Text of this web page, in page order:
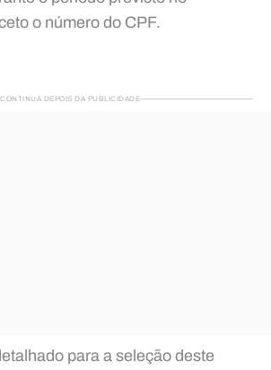
o número do CPF.
CONTINUA DEPOIS DA PUBLICIDADE
para a seleção deste